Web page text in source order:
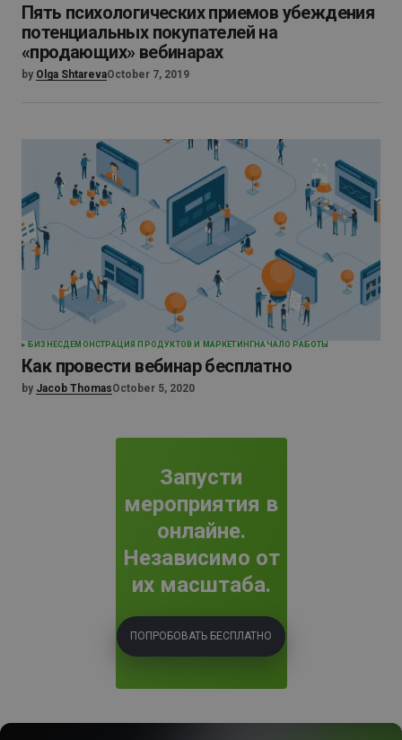
Пять психологических приемов убеждения
потенциальных покупателей на
«продающих» вебинарах
by Olga ShtarevaOctober 7, 2019
БИЗНЕСДЕМОНСТРАЦИЯ ПРОДУКТОВ И МАРКЕТИНГ НАЧАЛО РАБОТЫ
Как провести вебинар бесплатно
by Jacob ThomasOctober 5, 2020
Запусти
мероприятия в
онлайне.
Независимо от
их масштаба.
ПОПРОБОВАТЬ БЕСПЛАТНО